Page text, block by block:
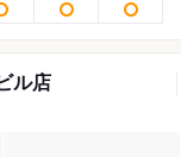
ル店